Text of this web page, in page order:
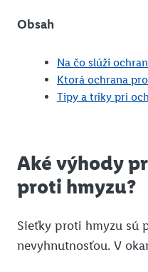
Obsah
Na čo slúži
Ktorá ochrana
Tipy a triky pri
Aké výhody
proti hmyzu?
Sieťky proti hmyzu sú
nevyhnutnosťou. V